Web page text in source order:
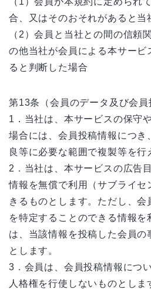
合、又はそのおそれがあると当
（2）会員と当社との間の信頼
の他当社が会員による本サービ
ると判断した場合
第13条（会員のデータ及び会員
1．当社は、本サービスの保守
場合には、会員投稿情報につき
良等に必要な範囲で複製等を行
2．当社は、本サービスの広告
情報を無償で利用（サブライセ
きるものとします。ただし、会
を特定することのできる情報を
は、当該情報を投稿した会員の
とします。
3．会員は、会員投稿情報につ
人格権を行使しないものとしま